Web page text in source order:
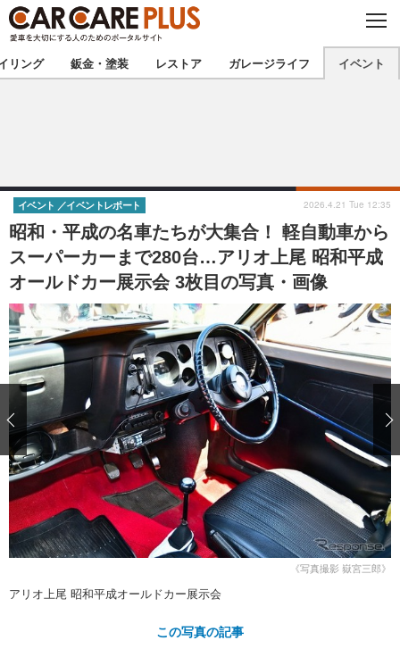
C
O
S
E
★カーケアプラス認定★ 厳選プロショップを地域から探す
甲信越 北陸
東海 関西
中国 四国
九州 沖縄
注目の記事
ショップレポート 愛車 File
自動車豆知識 ストップ！不具合修理＆粗悪修理
鈑金・塗装
ディテイリング
ディテイリング
ヘッドライト磨き コーティング
フィルム・ラッピング
鈑金・塗装
小キズ直し 防錆
特集記事
ストップ 不具合修理＆粗悪修理
カーメーカー「旧車」関連プロジェ
クト
ショップ紹介
ショップレポート プロショップ検索
レストア
カーメーカー「旧車」関連プロジ
イベント
リング 鈑金・塗装 レストア ガレージライフ イベント
昭和・平成の名車たちが大集合！ 軽自動車から
スーパーカーまで280台…アリオ上尾 昭和平成
オールドカー展示会 3枚目の写真・画像
イベント イベントレポート 2026.4.21 Tue 12:35
《写真撮影 嶽宮三郎》
アリオ上尾 昭和平成オールドカー展示会
この写真の記事